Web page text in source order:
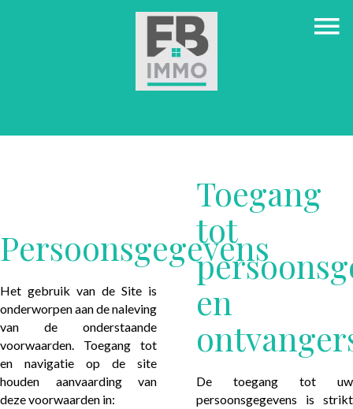
Persoonsgegevens
Het gebruik van de Site is
onderworpen aan de naleving
van de onderstaande
voorwaarden. Toegang tot
en navigatie op de site
houden aanvaarding van
deze voorwaarden in:
Toegang
tot
en
De toegang tot uw
persoonsgegevens is strikt